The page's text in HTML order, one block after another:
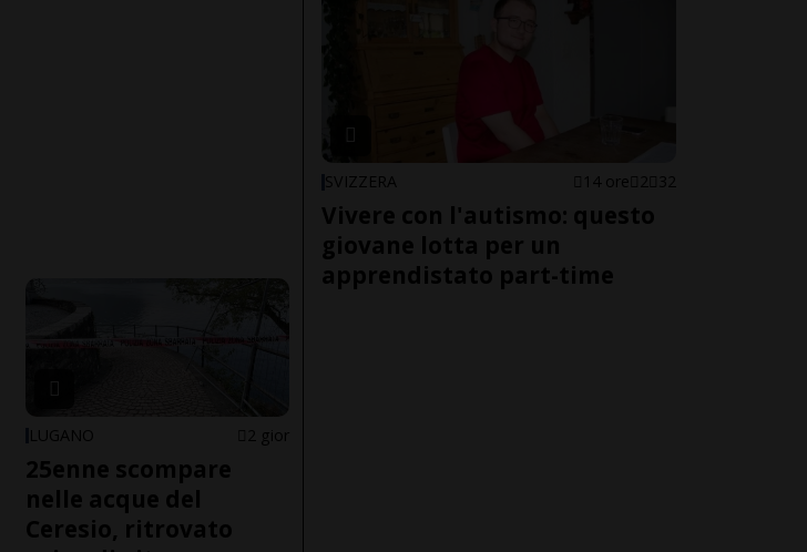
LUGANO 2 gior
25enne scompare
nelle acque del
Ceresio, ritrovato
SVIZZERA 14 ore 2 32
Vivere con l'autismo: questo
giovane lotta per un
apprendistato part-time